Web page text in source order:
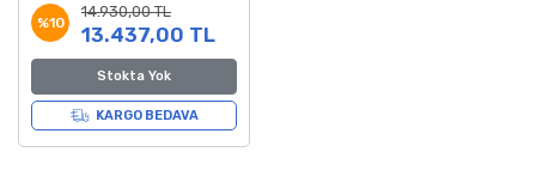
%10
14.930,00 TL
13.437,00 TL
Stokta Yok
KARGO BEDAVA